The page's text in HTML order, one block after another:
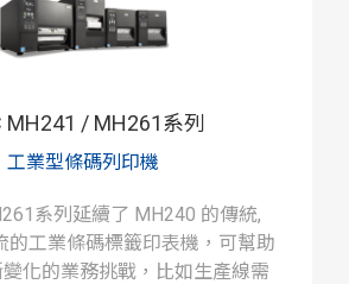
MH241 / MH261系列
工業型條碼列印機
系列延續了 MH240 的傳統,
的工業條碼標籤印表機，可幫助
化的業務挑戰，比如生產線需